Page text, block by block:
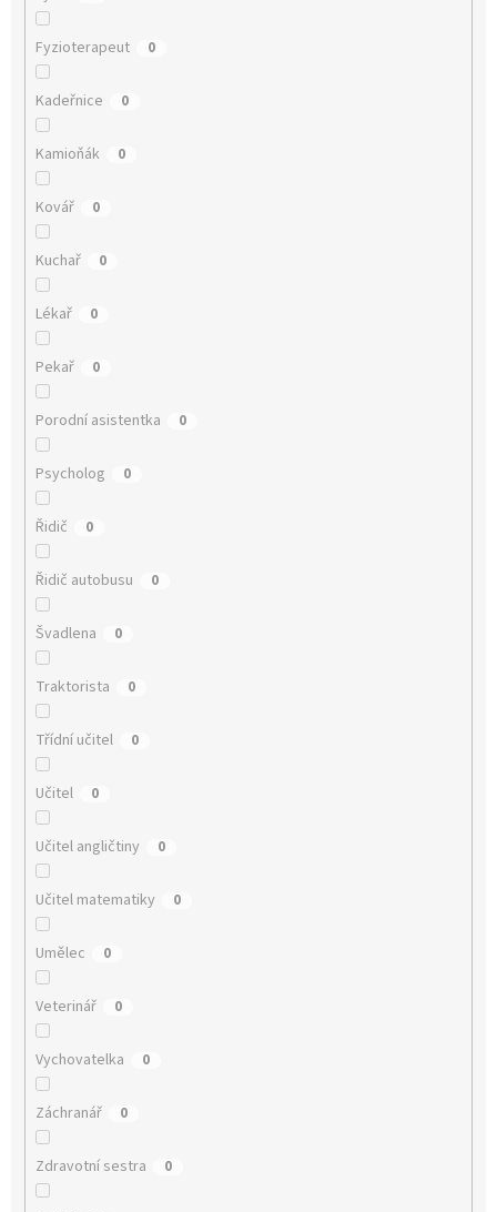
Fyzioterapeut 0
Kadeřnice 0
Kamioňák 0
Kovář 0
Kuchař 0
Lékař 0
Pekař 0
Porodní asistentka 0
Psycholog 0
Řidič 0
Řidič autobusu 0
Švadlena 0
Traktorista 0
Třídní učitel 0
Učitel 0
Učitel angličtiny 0
Učitel matematiky 0
Umělec 0
Veterinář 0
Vychovatelka 0
Záchranář 0
Zdravotní sestra 0